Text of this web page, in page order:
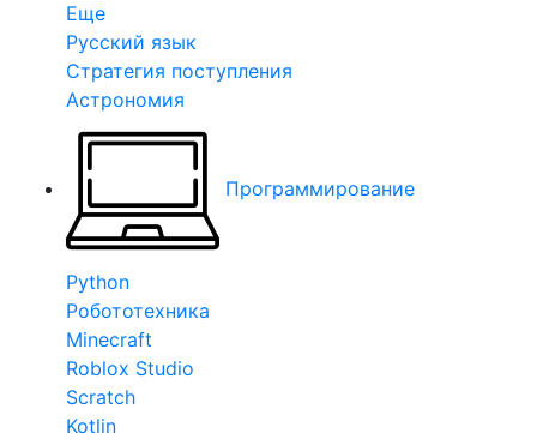
Еще
Русский язык
Стратегия поступления
Астрономия
Программирование
Python
Робототехника
Minecraft
Roblox Studio
Scratch
Kotlin